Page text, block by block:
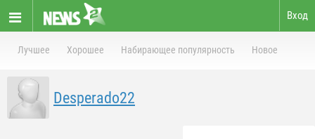
Вход
Лучшее Хорошее Набирающее популярность Новое
Desperado22